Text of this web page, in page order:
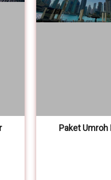
Paket Umroh